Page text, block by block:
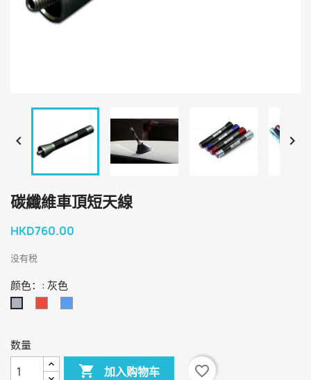
 
碳纖維車頂短天線
HKD760.00
没有税
颜色：: 灰色
数量
 加入购物车 favorite_border